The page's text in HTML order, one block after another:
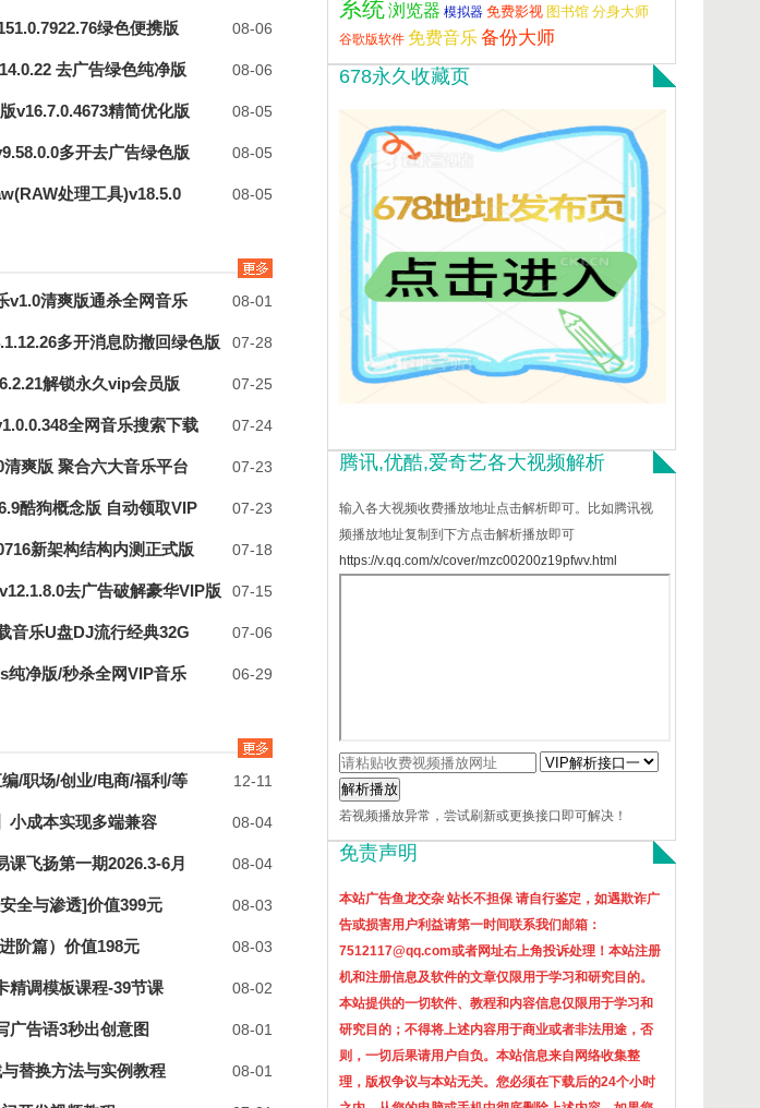
08-06
绿色便携版
08-06
去广告绿色纯净版
08-05
v16.7.0.4673精简优化版
08-05
多开去广告绿色版
08-05
处理工具)v18.5.0
08-01
v1.0清爽版通杀全网音乐
07-28
多开消息防撤回绿色版
07-25
解锁永久vip会员版
07-24
全网音乐搜索下载
07-23
爽版 聚合六大音乐平台
07-23
酷狗概念版 自动领取VIP
07-18
新架构结构内测正式版
07-15
去广告破解豪华VIP版
07-06
音乐U盘DJ流行经典32G
06-29
纯净版/秒杀全网VIP音乐
12-11
/职场/创业/电商/福利/等
08-04
小成本实现多端兼容
08-04
课飞扬第一期2026.3-6月
08-03
全与渗透]价值399元
08-03
阶篇）价值198元
08-02
精调模板课程-39节课
08-01
广告语3秒出创意图
08-01
替换方法与实例教程
系统浏览器 模拟器 免费影视 图书馆 分身大师
谷歌版软件 免费音乐备份大师
678永久收藏页
腾讯,优酷,爱奇艺各大视频解析
输入各大视频收费播放地址点击解析即可。比如腾讯视
频播放地址复制到下方点击解析播放即可
https://v.qq.com/x/cover/mzc00200z19pfwv.html
解析播放
若视频播放异常，尝试刷新或更换接口即可解决！
免责声明
本站广告鱼龙交杂 站长不担保 请自行鉴定，如遇欺诈广
告或损害用户利益请第一时间联系我们邮箱：
7512117@qq.com或者网址右上角投诉处理！本站注册
机和注册信息及软件的文章仅限用于学习和研究目的。
本站提供的一切软件、教程和内容信息仅限用于学习和
研究目的；不得将上述内容用于商业或者非法用途，否
则，一切后果请用户自负。本站信息来自网络收集整
理，版权争议与本站无关。您必须在下载后的24个小时